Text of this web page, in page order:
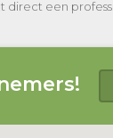
direct een